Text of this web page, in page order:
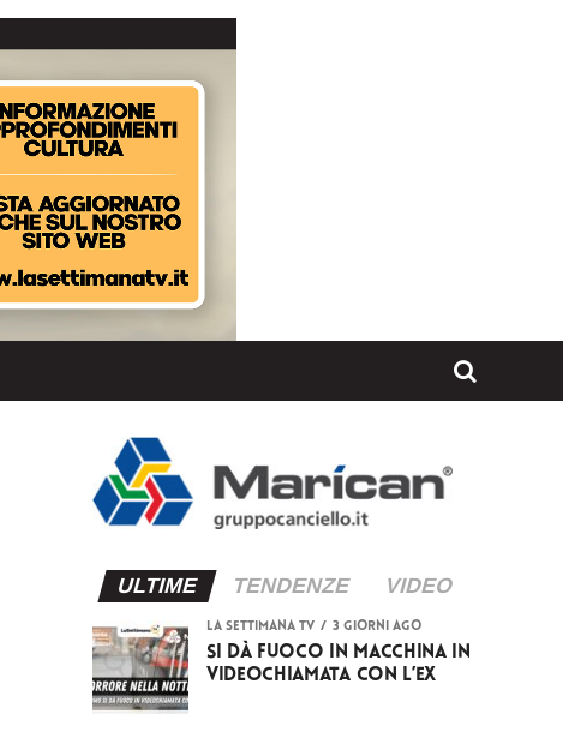
ULTIME TENDENZE VIDEO
LA SETTIMANA TV 3 giorni ago
Si dà fuoco in macchina in
videochiamata con l’ex